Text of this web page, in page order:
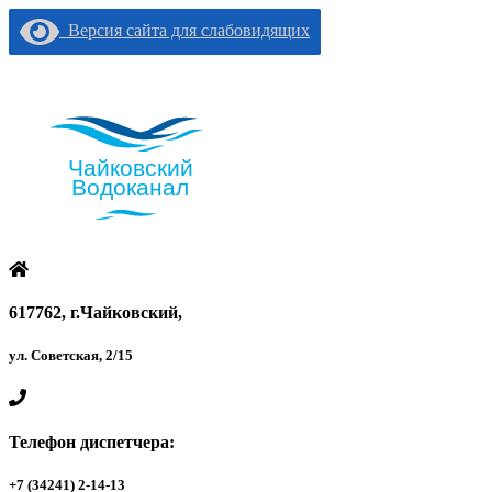
Версия сайта для слабовидящих
617762, г.Чайковский,
ул. Советская, 2/15
Телефон диспетчера:
+7 (34241) 2-14-13